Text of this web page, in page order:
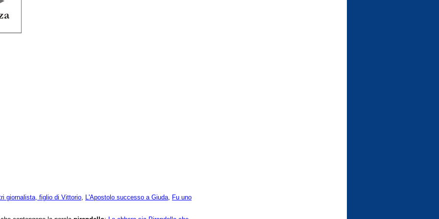
giornalista, figlio di Vittorio L'Apostolo successo a Giuda Fu uno